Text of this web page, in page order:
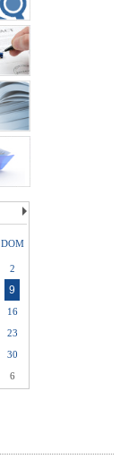
DOM
2
9
16
23
30
6